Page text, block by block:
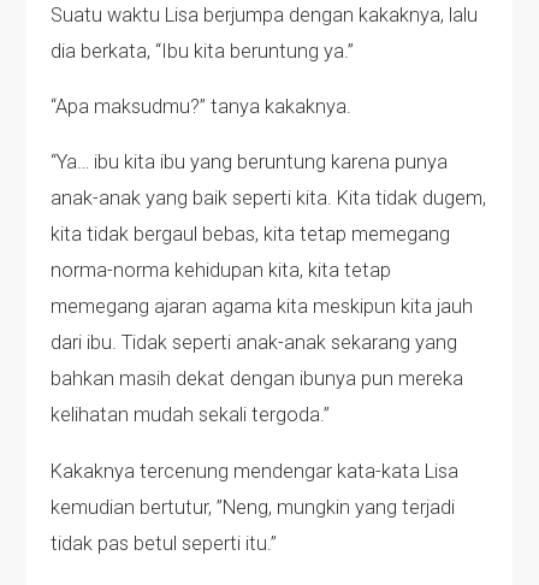
Suatu waktu Lisa berjumpa dengan kakaknya, lalu
dia berkata, “Ibu kita beruntung ya.”
“Apa maksudmu?” tanya kakaknya.
“Ya… ibu kita ibu yang beruntung karena punya
anak-anak yang baik seperti kita. Kita tidak dugem,
kita tidak bergaul bebas, kita tetap memegang
norma-norma kehidupan kita, kita tetap
memegang ajaran agama kita meskipun kita jauh
dari ibu. Tidak seperti anak-anak sekarang yang
bahkan masih dekat dengan ibunya pun mereka
kelihatan mudah sekali tergoda.”
Kakaknya tercenung mendengar kata-kata Lisa
kemudian bertutur, ”Neng, mungkin yang terjadi
tidak pas betul seperti itu.”